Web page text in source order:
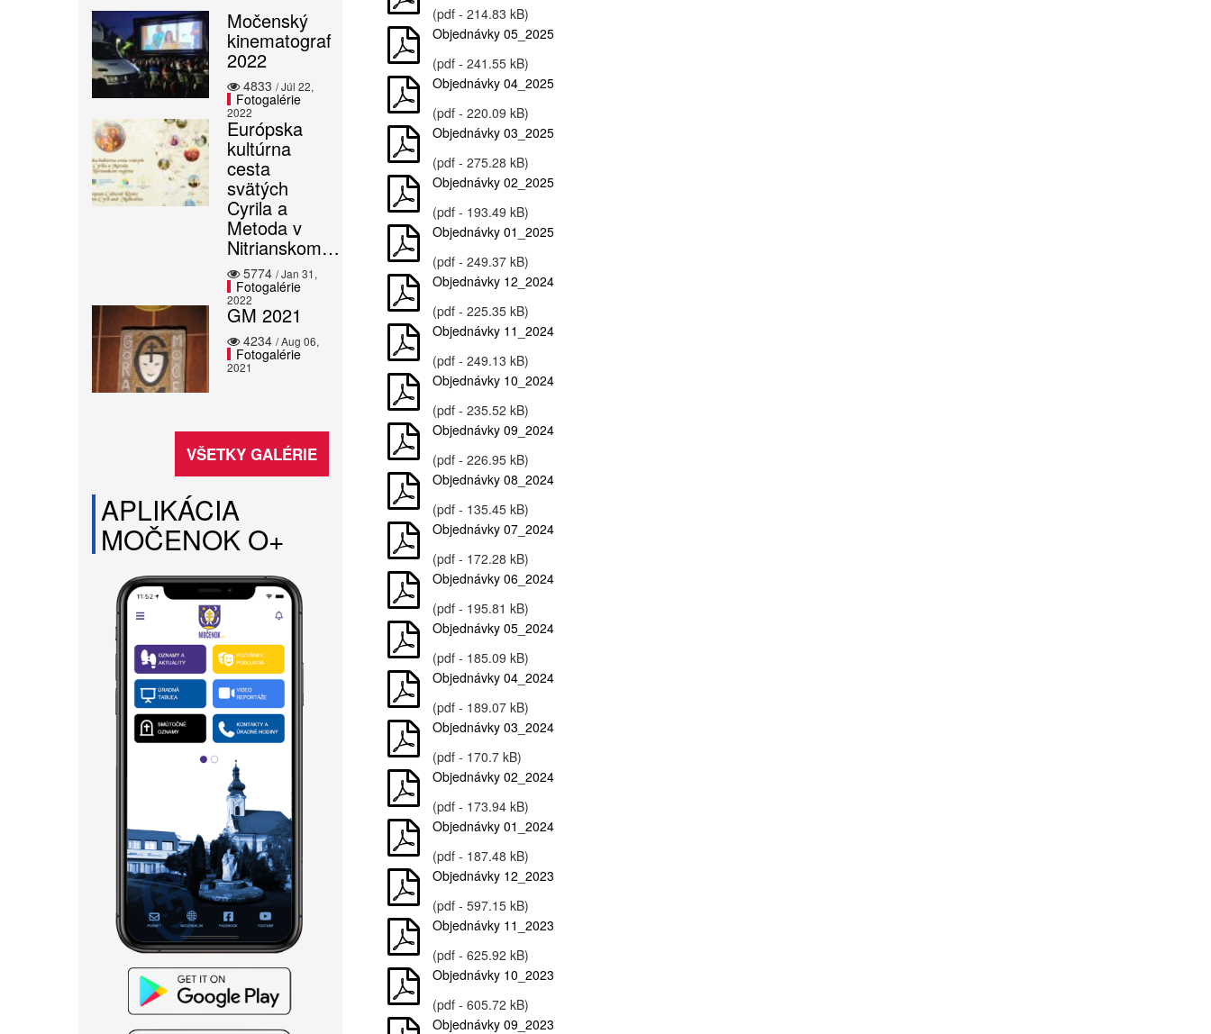
(pdf - 214.83 kB)
Objednávky 05_2025
(pdf - 241.55 kB)
Objednávky 04_2025
(pdf - 220.09 kB)
Objednávky 03_2025
(pdf - 275.28 kB)
Objednávky 02_2025
(pdf - 193.49 kB)
Objednávky 01_2025
(pdf - 249.37 kB)
Objednávky 12_2024
(pdf - 225.35 kB)
Objednávky 11_2024
(pdf - 249.13 kB)
Objednávky 10_2024
(pdf - 235.52 kB)
Objednávky 09_2024
(pdf - 226.95 kB)
Objednávky 08_2024
(pdf - 135.45 kB)
Objednávky 07_2024
(pdf - 172.28 kB)
Objednávky 06_2024
(pdf - 195.81 kB)
Objednávky 05_2024
(pdf - 185.09 kB)
Objednávky 04_2024
(pdf - 189.07 kB)
Objednávky 03_2024
(pdf - 170.7 kB)
Objednávky 02_2024
(pdf - 173.94 kB)
Objednávky 01_2024
(pdf - 187.48 kB)
Objednávky 12_2023
(pdf - 597.15 kB)
Objednávky 11_2023
(pdf - 625.92 kB)
Objednávky 10_2023
(pdf - 605.72 kB)
Objednávky 09_2023
Močenský
kinematograf
2022
4833
Fotogalérie
/ Júl 22,
2022
Európska
kultúrna
cesta
svätých
Cyrila a
Metoda v
Nitrianskom…
5774
Fotogalérie
/ Jan 31,
2022
GM 2021
4234
Fotogalérie
/ Aug 06,
2021
VŠETKY GALÉRIE
APLIKÁCIA
MOČENOK O+